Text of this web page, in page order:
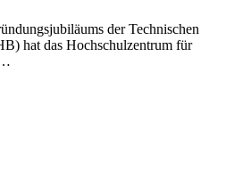
der Technischen
hat das Hochschulzentrum für